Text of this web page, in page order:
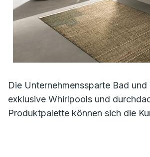
Die Unternehmenssparte Bad
exklusive Whirlpools und
Produktpalette können sich die